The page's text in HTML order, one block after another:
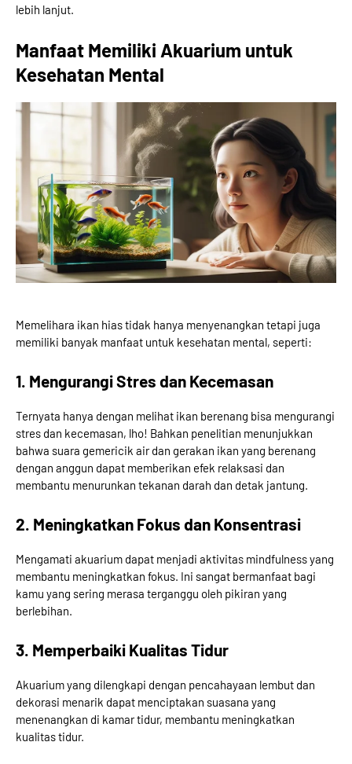
lebih lanjut.
Manfaat Memiliki Akuarium untuk
Kesehatan Mental
Memelihara ikan hias tidak hanya menyenangkan tetapi juga
memiliki banyak manfaat untuk kesehatan mental, seperti:
1. Mengurangi Stres dan Kecemasan
Ternyata hanya dengan melihat ikan berenang bisa mengurangi
stres dan kecemasan, lho! Bahkan penelitian menunjukkan
bahwa suara gemericik air dan gerakan ikan yang berenang
dengan anggun dapat memberikan efek relaksasi dan
membantu menurunkan tekanan darah dan detak jantung.
2. Meningkatkan Fokus dan Konsentrasi
Mengamati akuarium dapat menjadi aktivitas mindfulness yang
membantu meningkatkan fokus. Ini sangat bermanfaat bagi
kamu yang sering merasa terganggu oleh pikiran yang
berlebihan.
3. Memperbaiki Kualitas Tidur
Akuarium yang dilengkapi dengan pencahayaan lembut dan
dekorasi menarik dapat menciptakan suasana yang
menenangkan di kamar tidur, membantu meningkatkan
kualitas tidur.